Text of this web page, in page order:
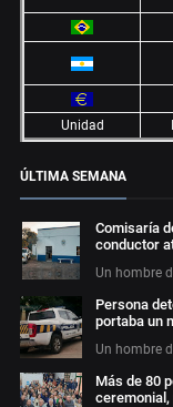
Unidad
ÚLTIMA SEMANA
Comisaría
conductor
Un hombre
Persona
portaba un
Un hombre
Más de 80
ceremonial,